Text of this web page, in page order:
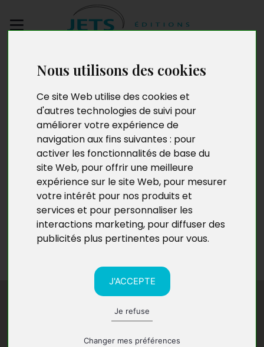
Nous utilisons des cookies
Ce site Web utilise des cookies et
d'autres technologies de suivi pour
améliorer votre expérience de
navigation aux fins suivantes : pour
activer les fonctionnalités de base du
site Web, pour offrir une meilleure
expérience sur le site Web, pour mesurer
votre intérêt pour nos produits et
services et pour personnaliser les
interactions marketing, pour diffuser des
publicités plus pertinentes pour vous.
J'ACCEPTE
Je refuse
Changer mes préférences
manuscrit
Molly Forrest
Âgée de 56 ans, mariée et mère de famille, Molly
Forrest est née et réside dans la région Grand Est. Au
cours de sa carrière, elle a exercé diverses activités
professionnelles dans les domaines du commerce, du
tourisme et de l’Éducation nationale. Aujourd’hui,
l’écriture lui permet de donner un sens nouveau à son